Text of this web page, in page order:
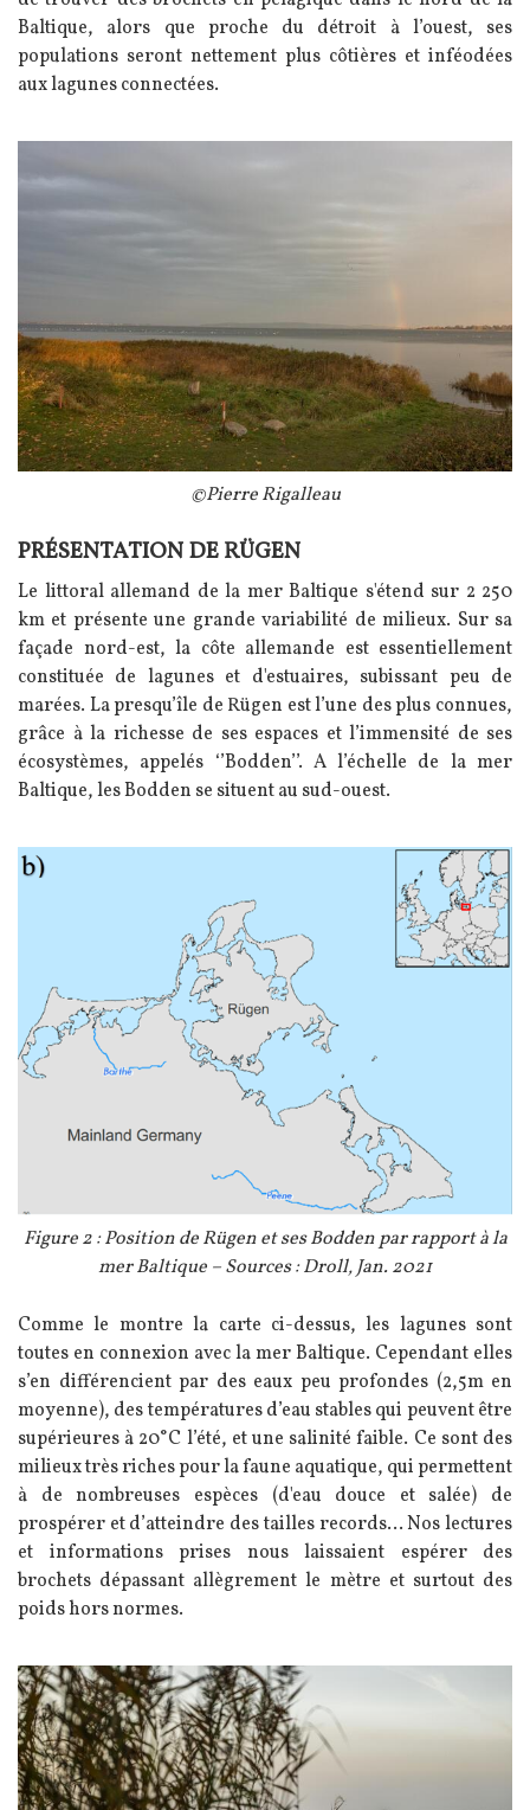
Baltique, alors que proche du détroit à l’ouest, ses
populations seront nettement plus côtières et inféodées
aux lagunes connectées.
©Pierre Rigalleau
Texte
PRÉSENTATION DE RÜGEN
Le littoral allemand de la mer Baltique s'étend sur 2 250
km et présente une grande variabilité de milieux. Sur sa
façade nord-est, la côte allemande est essentiellement
constituée de lagunes et d'estuaires, subissant peu de
marées. La presqu’île de Rügen est l’une des plus connues,
grâce à la richesse de ses espaces et l’immensité de ses
écosystèmes, appelés ‘’Bodden’’. A l’échelle de la mer
Baltique, les Bodden se situent au sud-ouest.
Image
Légende
Figure 2 : Position de Rügen et ses Bodden par rapport à la
mer Baltique – Sources : Droll, Jan. 2021
Texte
Comme le montre la carte ci-dessus, les lagunes sont
toutes en connexion avec la mer Baltique. Cependant elles
s’en différencient par des eaux peu profondes (2,5m en
moyenne), des températures d’eau stables qui peuvent être
supérieures à 20°C l’été, et une salinité faible. Ce sont des
milieux très riches pour la faune aquatique, qui permettent
à de nombreuses espèces (d'eau douce et salée) de
prospérer et d’atteindre des tailles records... Nos lectures
et informations prises nous laissaient espérer des
brochets dépassant allègrement le mètre et surtout des
poids hors normes.
Image